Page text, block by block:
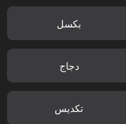
بكسل
دجاج
تكديس